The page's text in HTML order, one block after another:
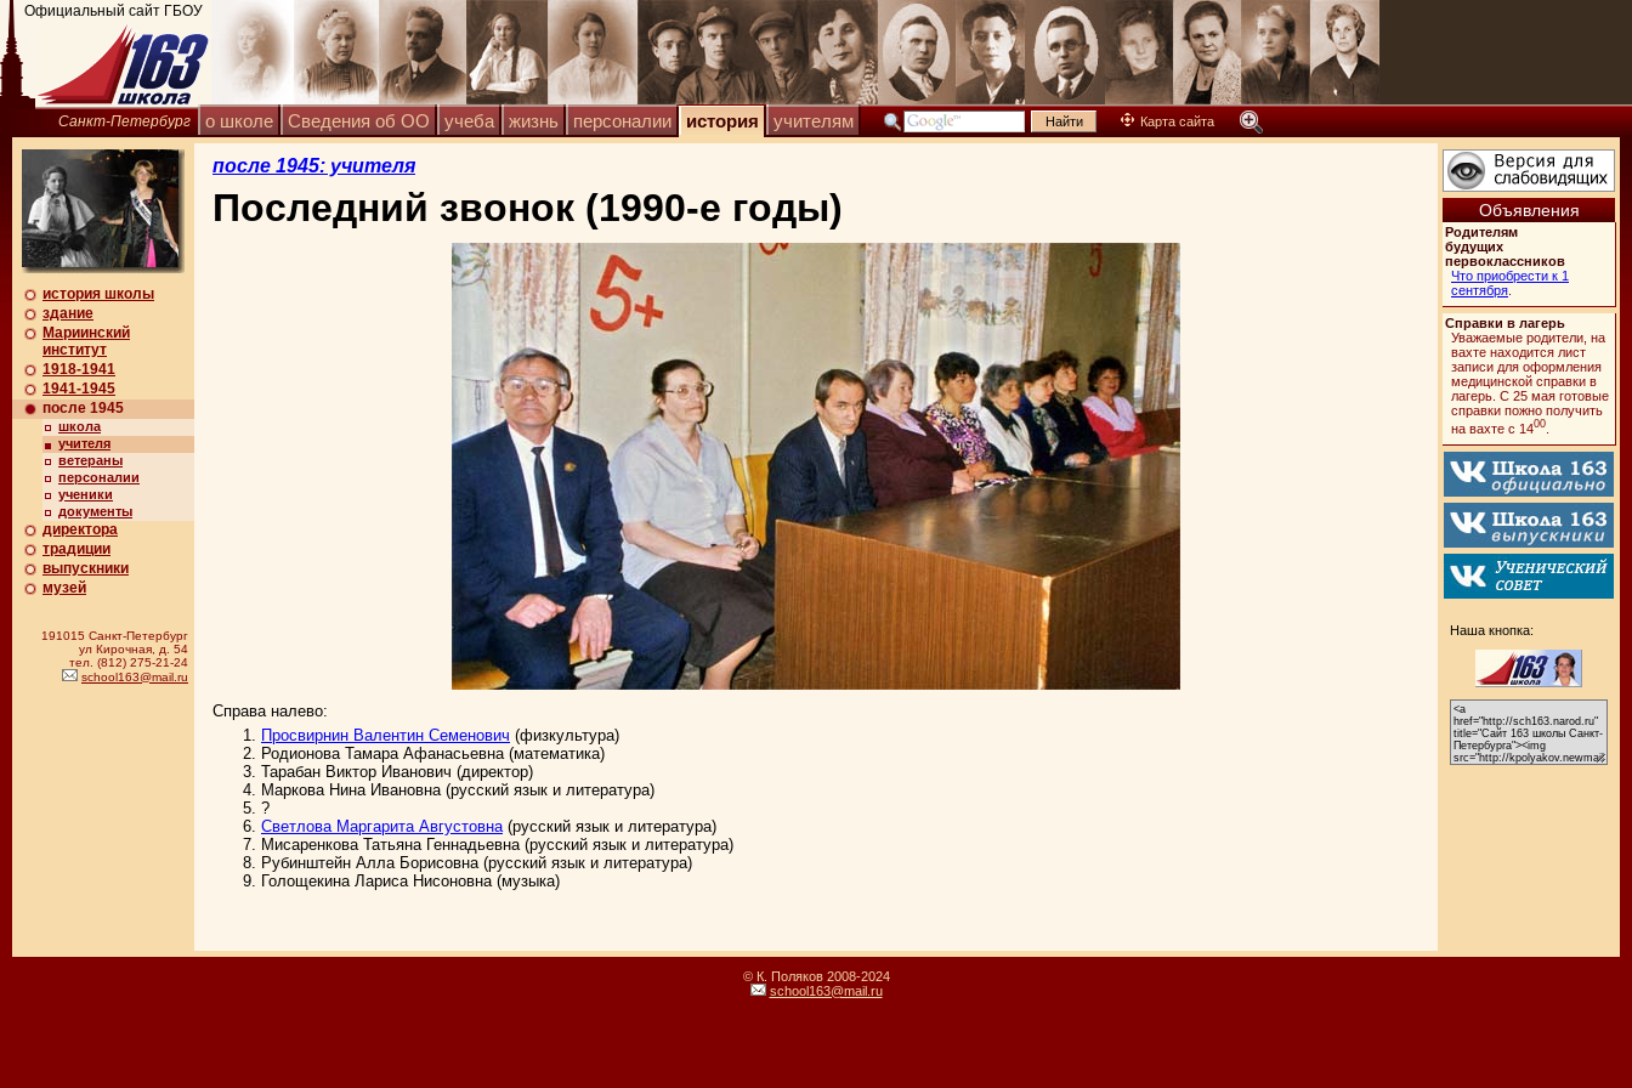
Официальный сайт ГБОУ
Санкт-Петербург о школе Сведения об ОО учеба жизнь персоналии история учителям Карта сайта
история школы
здание
Мариинский
институт
1918-1941
1941-1945
после 1945
школа
учителя
ветераны
персоналии
ученики
документы
директора
традиции
выпускники
музей
191015 Санкт-Петербург
ул Кирочная, д. 54
тел. (812) 275-21-24
school163@mail.ru
после 1945: учителя
Последний звонок (1990-е годы)
Справа налево:
Просвирнин Валентин Семенович (физкультура)
Родионова Тамара Афанасьевна (математика)
Тарабан Виктор Иванович (директор)
Маркова Нина Ивановна (русский язык и литература)
?
Светлова Маргарита Августовна(русский язык и литература)
Мисаренкова Татьяна Геннадьевна (русский язык и литература)
Рубинштейн Алла Борисовна (русский язык и литература)
Голощекина Лариса Нисоновна (музыка)
Объявления
Родителям
будущих
первоклассников
Что приобрести к 1
сентября
Справки в лагерь
Уважаемые родители, на
вахте находится лист
записи для оформления
медицинской справки в
лагерь. C 25 мая готовые
справки пожно получить
на вахте с 1400
Наша кнопка:
© К. Поляков 2008-2024
school163@mail.ru